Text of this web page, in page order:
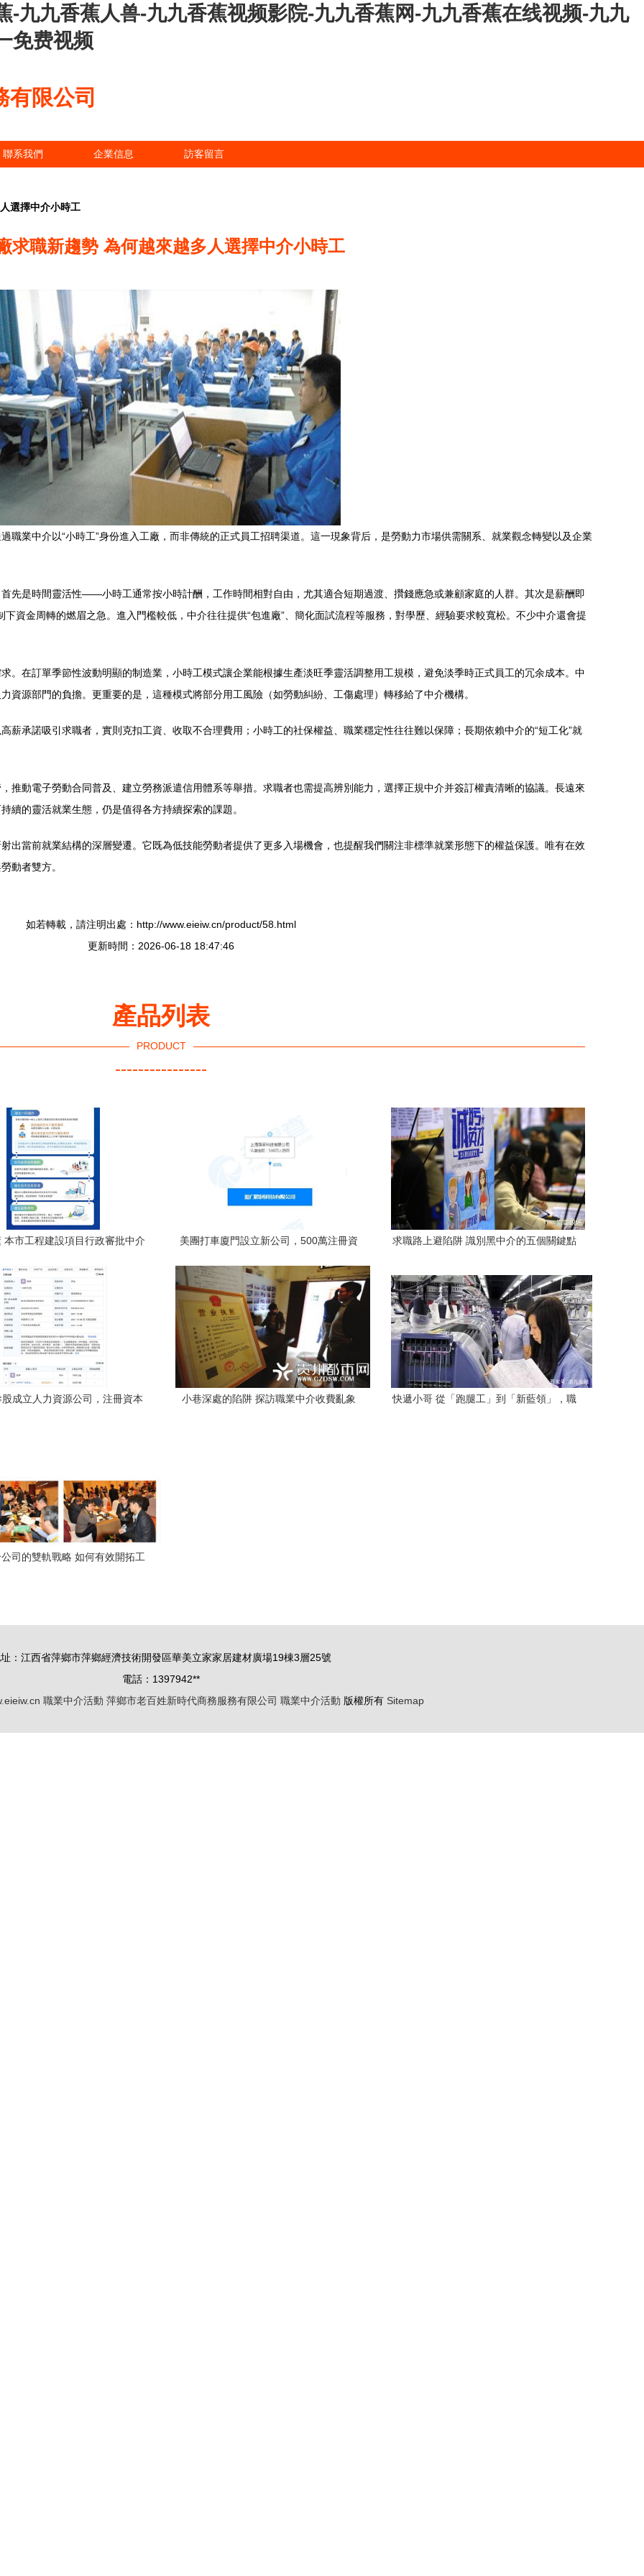
-九九香蕉人兽-九九香蕉视频影院-九九香蕉网-九九香蕉在线视频-九九
免费视频
有限公司
聯系我們 企業信息 訪客留言
選擇中介小時工
求職新趨勢 為何越來越多人選擇中介小時工
職業中介以“小時工”身份進入工廠，而非傳統的正式員工招聘渠道。這一現象背后，是勞動力市場供需關系、就業觀念轉變以及企業
先是時間靈活性——小時工通常按小時計酬，工作時間相對自由，尤其適合短期過渡、攢錢應急或兼顧家庭的人群。其次是薪酬即
下資金周轉的燃眉之急。進入門檻較低，中介往往提供“包進廠”、簡化面試流程等服務，對學歷、經驗要求較寬松。不少中介還會提
。在訂單季節性波動明顯的制造業，小時工模式讓企業能根據生產淡旺季靈活調整用工規模，避免淡季時正式員工的冗余成本。中
資源部門的負擔。更重要的是，這種模式將部分用工風險（如勞動糾紛、工傷處理）轉移給了中介機構。
薪承諾吸引求職者，實則克扣工資、收取不合理費用；小時工的社保權益、職業穩定性往往難以保障；長期依賴中介的“短工化”就
推動電子勞動合同普及、建立勞務派遣信用體系等舉措。求職者也需提高辨別能力，選擇正規中介并簽訂權責清晰的協議。長遠來
續的靈活就業生態，仍是值得各方持續探索的課題。
出當前就業結構的深層變遷。它既為低技能勞動者提供了更多入場機會，也提醒我們關注非標準就業形態下的權益保護。唯有在效
動者雙方。
如若轉載，請注明出處：http://www.eieiw.cn/product/58.html
更新時間：2026-06-18 18:47:46
產品列表
PRODUCT
----------------
本市工程建設項目行政審批中介
美團打車廈門設立新公司，500萬注冊資
求職路上避陷阱 識別黑中介的五個關鍵點
成立人力資源公司，注冊資本
小巷深處的陷阱 探訪職業中介收費亂象
快遞小哥 從「跑腿工」到「新藍領」，職
司的雙軌戰略 如何有效開拓工
：江西省萍鄉市萍鄉經濟技術開發區華美立家家居建材廣場19棟3層25號
電話：1397942**
職業中介活動 萍鄉市老百姓新時代商務服務有限公司 職業中介活動 版權所有 Sitemap